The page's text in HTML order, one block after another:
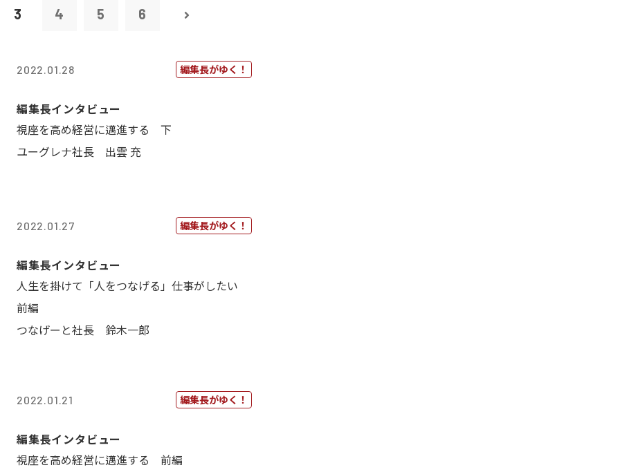
3 4 5 6
2022.01.28 編集長がゆく！
編集長インタビュー
視座を高め経営に邁進する 下
ユーグレナ社長 出雲 充
2022.01.27 編集長がゆく！
編集長インタビュー
人生を掛けて「人をつなげる」仕事がしたい
前編
つなげーと社長 鈴木一郎
2022.01.21 編集長がゆく！
編集長インタビュー
視座を高め経営に邁進する 前編